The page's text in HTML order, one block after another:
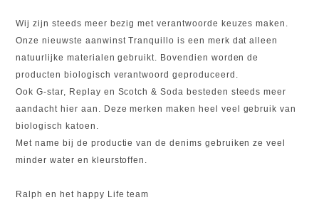
Wij zijn steeds meer bezig met verantwoorde keuzes maken.
Onze nieuwste aanwinst Tranquillo is een merk dat alleen
natuurlijke materialen gebruikt. Bovendien worden de
producten biologisch verantwoord geproduceerd.
Ook G-star, Replay en Scotch & Soda besteden steeds meer
aandacht hier aan. Deze merken maken heel veel gebruik van
biologisch katoen.
Met name bij de productie van de denims gebruiken ze veel
minder water en kleurstoffen.
Ralph en het happy Life team